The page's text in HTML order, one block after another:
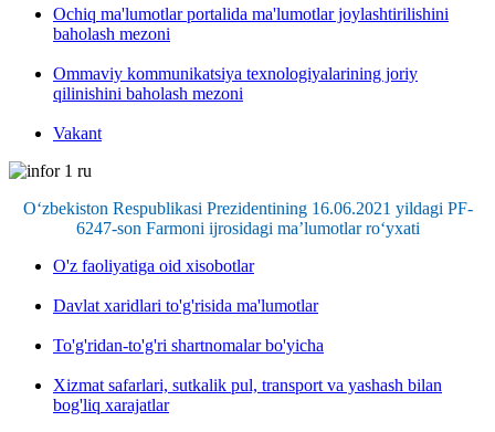
Ochiq ma'lumotlar portalida ma'lumotlar joylashtirilishini
baholash mezoni
Ommaviy kommunikatsiya texnologiyalarining joriy
qilinishini baholash mezoni
Vakant
O‘zbekiston Respublikasi Prezidentining 16.06.2021 yildagi PF-
6247-son Farmoni ijrosidagi ma’lumotlar ro‘yxati
O'z faoliyatiga oid xisobotlar
Davlat xaridlari to'g'risida ma'lumotlar
To'g'ridan-to'g'ri shartnomalar bo'yicha
Xizmat safarlari, sutkalik pul, transport va yashash bilan
bog'liq xarajatlar